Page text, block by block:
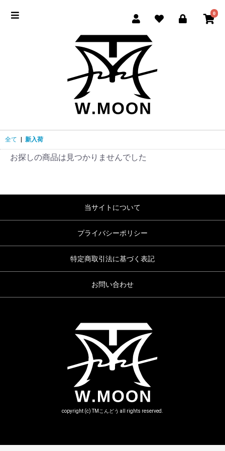
0
全て 新入荷
お探しの商品は見つかりませんでした
当サイトについて
プライバシーポリシー
特定商取引法に基づく表記
お問い合わせ
copyright (c) TMこんどう all rights reserved.